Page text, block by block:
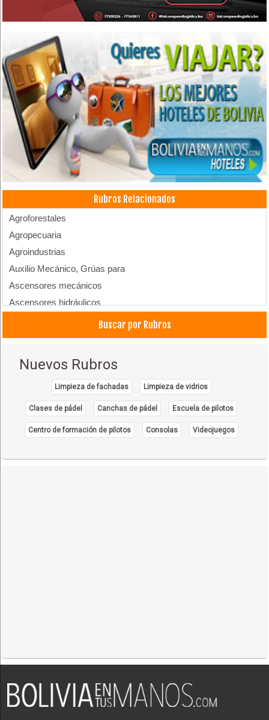
Rubros Relacionados
Agroforestales
Agropecuaria
Agroindustrias
Auxilio Mecánico, Grúas para
Ascensores mecánicos
Ascensores hidráulicos
Balanzas camioneras
Equipos Industriales
Grúas y Montacargas
Herramientas Electricas y Mecánicas
Ingeniería mecánica
Buscar por Rubros
Nuevos Rubros
Limpieza de fachadas Limpieza de vidrios
Clases de pádel Canchas de pádel Escuela de pilotos
Centro de formación de pilotos Consolas Videojuegos